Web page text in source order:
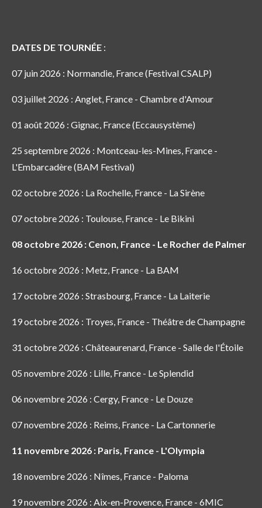
DATES DE TOURNÉE :
07 juin 2026 : Normandie, France (Festival CSALP)
03 juillet 2026 : Anglet, France - Chambre d'Amour
01 août 2026 : Gignac, France (Eccausystème)
25 septembre 2026 : Montceau-les-Mines, France -
L'Embarcadère (BAM Festival)
02 octobre 2026 : La Rochelle, France - La Sirène
07 octobre 2026 : Toulouse, France - Le Bikini
08 octobre 2026 : Cenon, France - Le Rocher de Palmer
16 octobre 2026 : Metz, France - La BAM
17 octobre 2026 : Strasbourg, France - La Laiterie
19 octobre 2026 : Troyes, France - Théâtre de Champagne
31 octobre 2026 : Châteaurenard, France - Salle de l'Étoile
05 novembre 2026 : Lille, France - Le Splendid
06 novembre 2026 : Cergy, France - Le Douze
07 novembre 2026 : Reims, France - La Cartonnerie
11 novembre 2026 : Paris, France - L'Olympia
18 novembre 2026 : Nîmes, France - Paloma
19 novembre 2026 : Aix-en-Provence, France - 6MIC